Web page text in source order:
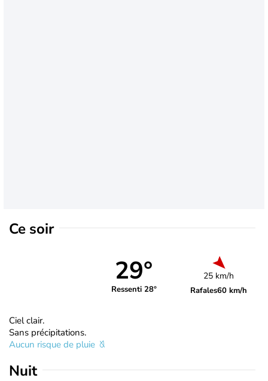
Ce soir
29°
Ressenti 28°
25 km/h
Rafales60 km/h
Ciel clair.
Sans précipitations.
Aucun risque de pluie
Nuit